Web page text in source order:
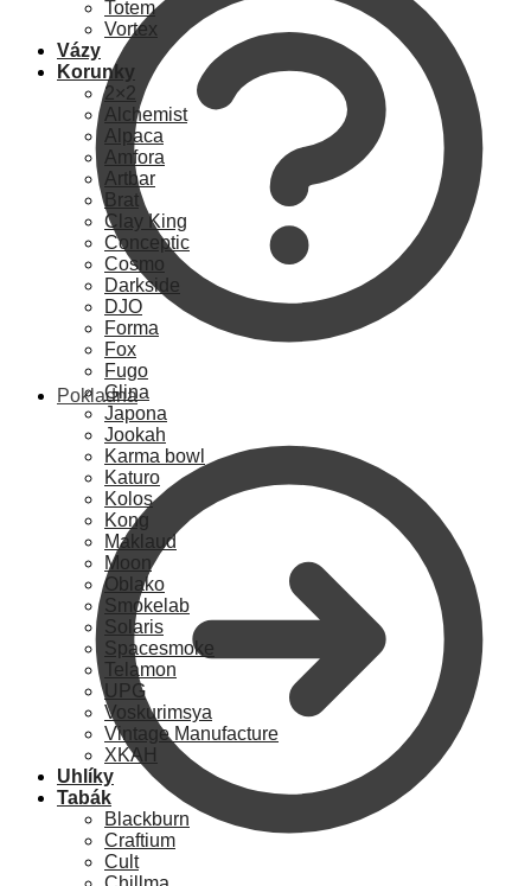
Pokladna
Totem
Vortex
Vázy
Korunky
2×2
Alchemist
Alpaca
Amfora
Artbar
Brat
Clay King
Conceptic
Cosmo
Darkside
DJO
Forma
Fox
Fugo
Glina
Japona
Jookah
Karma bowl
Katuro
Kolos
Kong
Maklaud
Moon
Oblako
Smokelab
Solaris
Spacesmoke
Telamon
UPG
Voskurimsya
Vintage Manufacture
XKAH
Uhlíky
Tabák
Blackburn
Craftium
Cult